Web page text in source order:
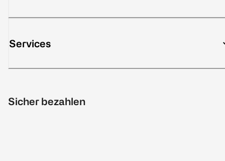
Services
Sicher bezahlen